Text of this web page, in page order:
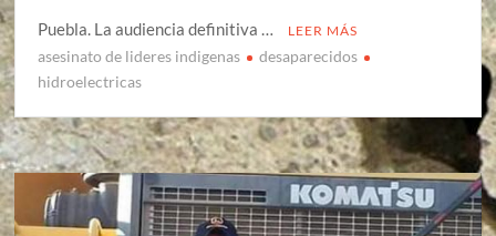
Puebla. La audiencia definitiva …
LEER MÁS
asesinato de lideres indigenas
desaparecidos
hidroelectricas